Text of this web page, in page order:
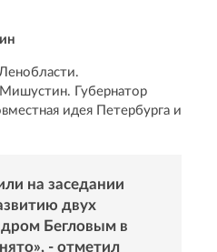
Губернатор
идея Петербурга и
на заседании
двух
Бегловым в
- отметил